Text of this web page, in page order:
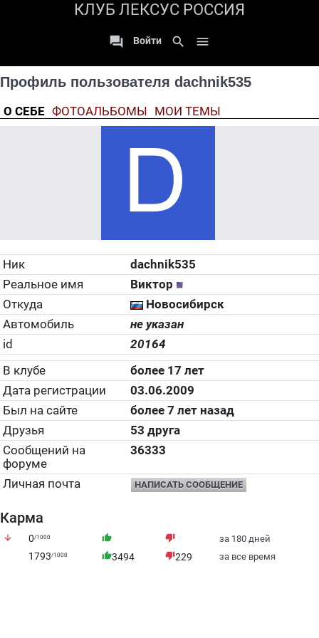
КЛУБ ЛЕКСУС РОССИЯ
 Войти search 
Профиль пользователя dachnik535
О СЕБЕ ФОТОАЛЬБОМЫ МОИ ТЕМЫ
Ник
dachnik535
Реальное имя
Виктор
Откуда
Новосибирск
Автомобиль
не указан
id
20164
В клубе
более 17 лет
Дата регистрации
03.06.2009
Был на сайте
более 7 лет назад
Друзья
53 друга
Сообщений на
форуме
36333
Личная почта НАПИСАТЬ СООБЩЕНИЕ
Карма
arrow_downward 0/1000 thumb_up thumb_down за 180 дней
1793/1000 thumb_up3494 thumb_down229 за все время